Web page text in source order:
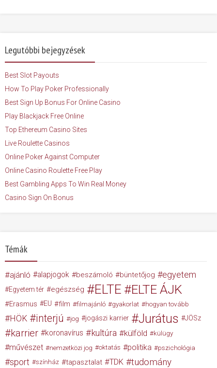
Legutóbbi bejegyzések
Best Slot Payouts
How To Play Poker Professionally
Best Sign Up Bonus For Online Casino
Play Blackjack Free Online
Top Ethereum Casino Sites
Live Roulette Casinos
Online Poker Against Computer
Online Casino Roulette Free Play
Best Gambling Apps To Win Real Money
Casino Sign On Bonus
Témák
ajánló alapjogok beszámoló büntetőjog egyetem
Egyetem tér egészség ELTE ELTE ÁJK
Erasmus EU film filmajánló gyakorlat hogyan tovább
HÖK interjú jog jogászi karrier Jurátus JÖSz
karrier koronavírus kultúra külföld külügy
művészet nemzetközi jog oktatás politika pszichológia
sport színház tapasztalat TDK tudomány